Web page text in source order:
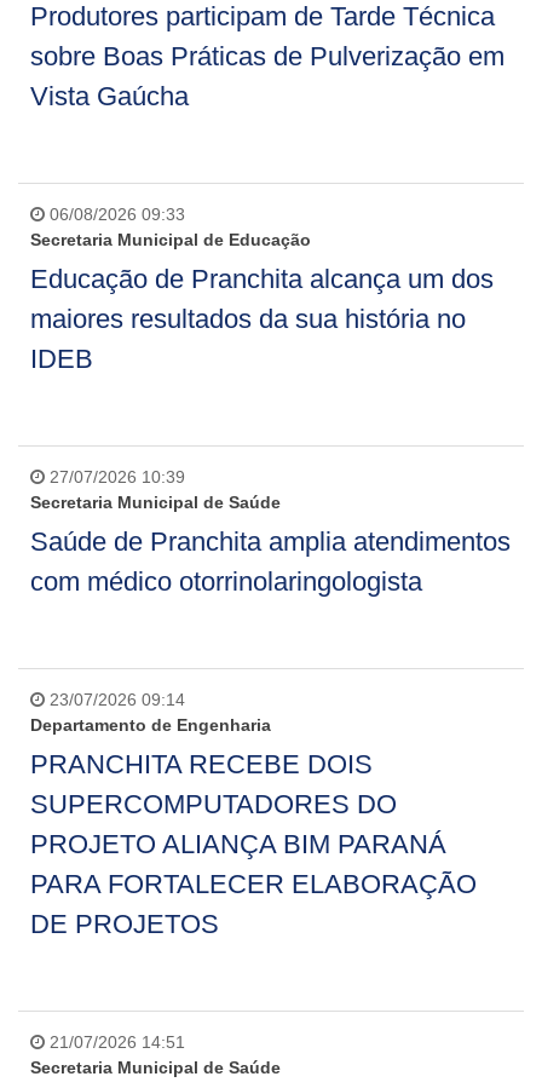
Produtores participam de Tarde Técnica
sobre Boas Práticas de Pulverização em
Vista Gaúcha
06/08/2026 09:33
Secretaria Municipal de Educação
Educação de Pranchita alcança um dos
maiores resultados da sua história no
IDEB
27/07/2026 10:39
Secretaria Municipal de Saúde
Saúde de Pranchita amplia atendimentos
com médico otorrinolaringologista
23/07/2026 09:14
Departamento de Engenharia
PRANCHITA RECEBE DOIS
SUPERCOMPUTADORES DO
PROJETO ALIANÇA BIM PARANÁ
PARA FORTALECER ELABORAÇÃO
DE PROJETOS
21/07/2026 14:51
Secretaria Municipal de Saúde